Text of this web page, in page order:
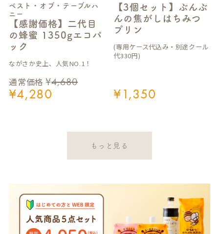
ベスト・オブ・テーブルハ
ニー
【感謝価格】二代目
の蜂蜜 1350gエコパ
ック
通常価格 ¥4,680
¥4,280
ながさか史上、人気NO.1！
【3個セット】ぶんぶ
んの焦がしはちみつ
プリン
¥1,350
(専用ケース代込み・別途クール
代330円)
もっと見る